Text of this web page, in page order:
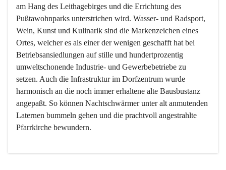
am Hang des Leithagebirges und die Errichtung des
Pußtawohnparks unterstrichen wird. Wasser- und Radsport,
Wein, Kunst und Kulinarik sind die Markenzeichen eines
Ortes, welcher es als einer der wenigen geschafft hat bei
Betriebsansiedlungen auf stille und hundertprozentig
umweltschonende Industrie- und Gewerbebetriebe zu
setzen. Auch die Infrastruktur im Dorfzentrum wurde
harmonisch an die noch immer erhaltene alte Bausbustanz
angepaßt. So können Nachtschwärmer unter alt anmutenden
Laternen bummeln gehen und die prachtvoll angestrahlte
Pfarrkirche bewundern.
Der Weinbau dominert heute nicht mehr, ist aber integrativer